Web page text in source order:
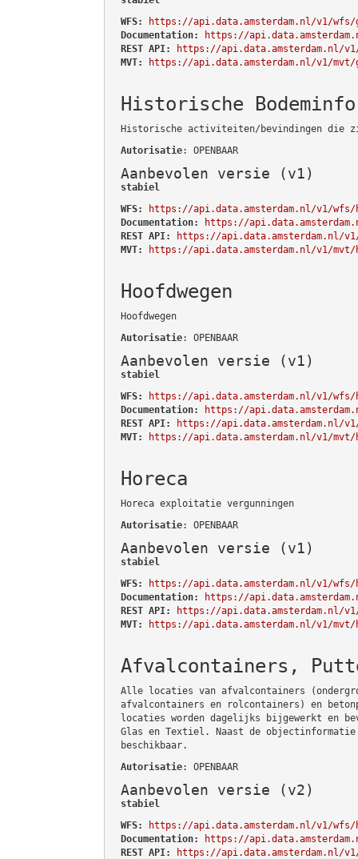
WFS:
https://api.data.amsterdam.nl/v1/wfs/
Documentation:
https://
REST API:
https://api.data.amsterdam.nl/
MVT:
https://api.data.amsterdam.nl/v1/mvt/
Historische
Historische activiteiten/bevindingen die
Autorisatie: OPENBAAR
Aanbevolen versie (v1)
stabiel
WFS:
https://api.data.amsterdam.nl/v1/wfs/
Documentation:
https://
REST API:
https://api.data.amsterdam.nl/
MVT:
https://api.data.amsterdam.nl/v1/mvt/
Hoofdwegen
Hoofdwegen
Autorisatie: OPENBAAR
Aanbevolen versie (v1)
stabiel
WFS:
https://api.data.amsterdam.nl/v1/wfs/
Documentation:
https://
REST API:
https://api.data.amsterdam.nl/
MVT:
https://api.data.amsterdam.nl/v1/mvt/
Horeca
Horeca exploitatie vergunningen
Autorisatie: OPENBAAR
Aanbevolen versie (v1)
stabiel
WFS:
https://api.data.amsterdam.nl/v1/wfs/
Documentation:
https://
REST API:
https://api.data.amsterdam.nl/
MVT:
https://api.data.amsterdam.nl/v1/mvt/
Afvalcontainers,
Alle locaties van afvalcontainers
afvalcontainers en rolcontainers) en
locaties worden dagelijks bijgewerkt en
Glas en Textiel. Naast de objectinformatie
beschikbaar.
Autorisatie: OPENBAAR
Aanbevolen versie (v2)
stabiel
WFS:
https://api.data.amsterdam.nl/v1/
Documentation:
https://
REST API:
https://api.data.amsterdam.nl/